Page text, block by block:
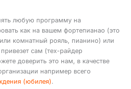
любую программу на
как на вашем фортепианао (это
комнатный рояль, пианино) или
сам (тех-райдер
доверить это нам, в качестве
например всего
(юбилея).